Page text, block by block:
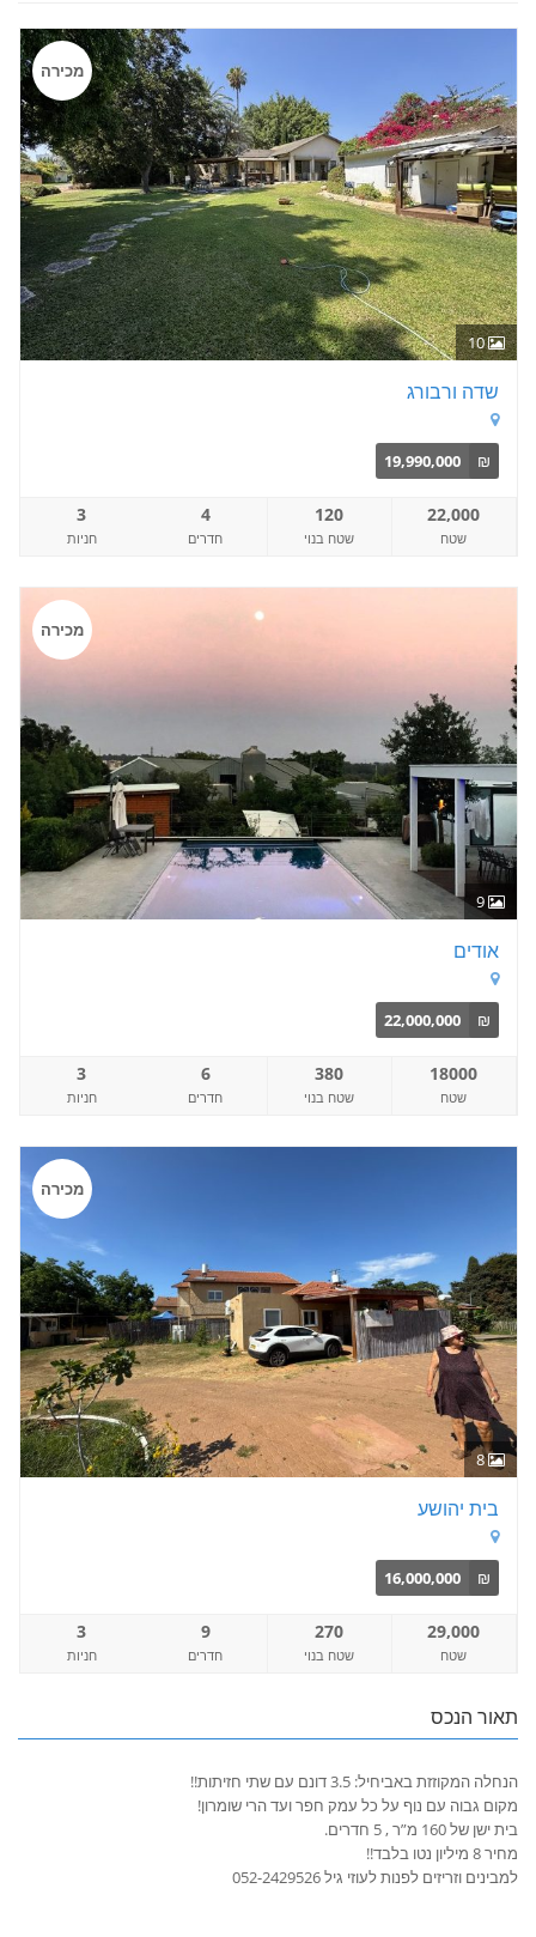
10
מכירה
שדה ורבורג
₪
19,990,000
22,000
שטח
120
שטח בנוי
4
חדרים
3
חניות
9
מכירה
אודים
₪
22,000,000
18000
שטח
380
שטח בנוי
6
חדרים
3
חניות
8
מכירה
בית יהושע
₪
16,000,000
29,000
שטח
270
שטח בנוי
9
חדרים
3
חניות
תאור הנכס
הנחלה המקוזזת באביחיל: 3.5 דונם עם שתי חזיתות!!
מקום גבוה עם נוף על כל עמק חפר ועד הרי שומרון!
בית ישן של 160 מ”ר , 5 חדרים.
מחיר 8 מיליון נטו בלבד!!
למבינים וזריזים לפנות לעוזי גיל 052-2429526